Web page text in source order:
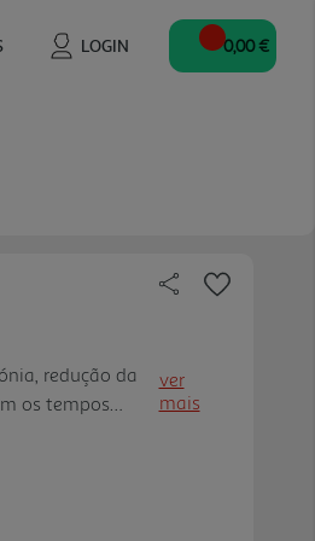
LOGIN 0,00 €
redução da
os tempos
ver
mais